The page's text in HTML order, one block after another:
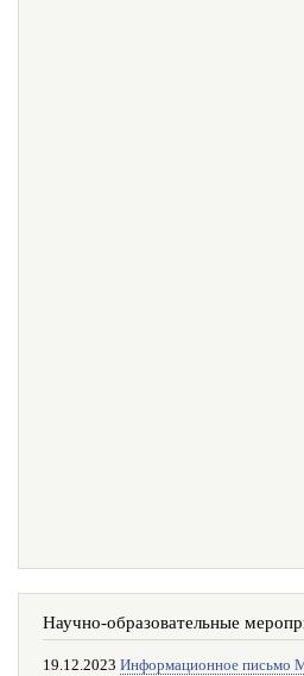
Научно-образовательные
19.12.2023 Информационное письмо